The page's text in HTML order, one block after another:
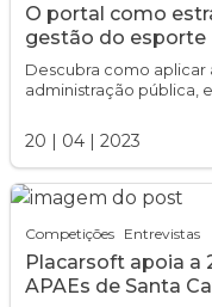
O portal como
gestão do esporte
Descubra como aplicar
administração pública,
20 | 04 | 2023
Competições Entrevistas
Placarsoft apoia a
APAEs de Santa